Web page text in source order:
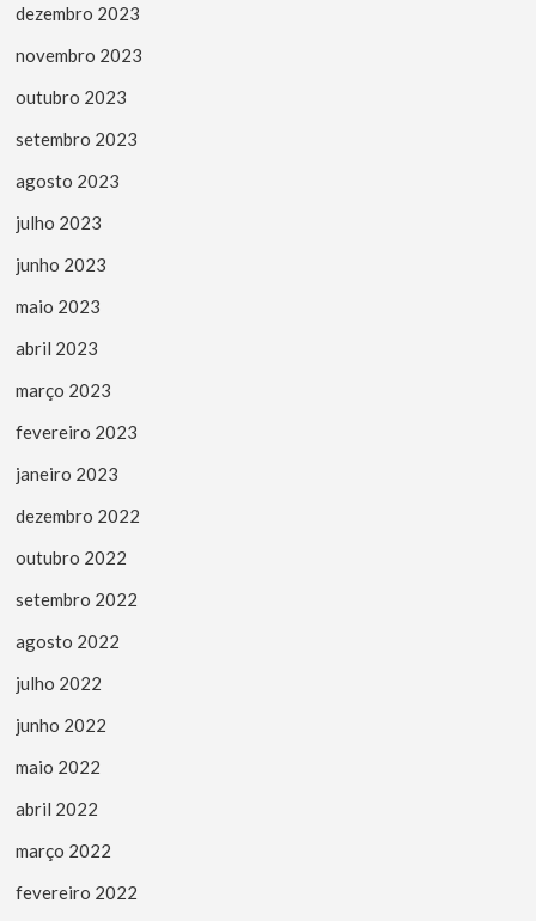
dezembro 2023
novembro 2023
outubro 2023
setembro 2023
agosto 2023
julho 2023
junho 2023
maio 2023
abril 2023
março 2023
fevereiro 2023
janeiro 2023
dezembro 2022
outubro 2022
setembro 2022
agosto 2022
julho 2022
junho 2022
maio 2022
abril 2022
março 2022
fevereiro 2022